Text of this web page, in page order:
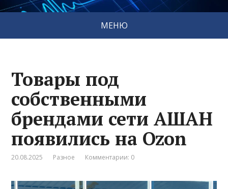
МЕНЮ
Товары под
собственными
брендами сети АШАН
появились на Ozon
20.08.2025 Разное Комментарии: 0